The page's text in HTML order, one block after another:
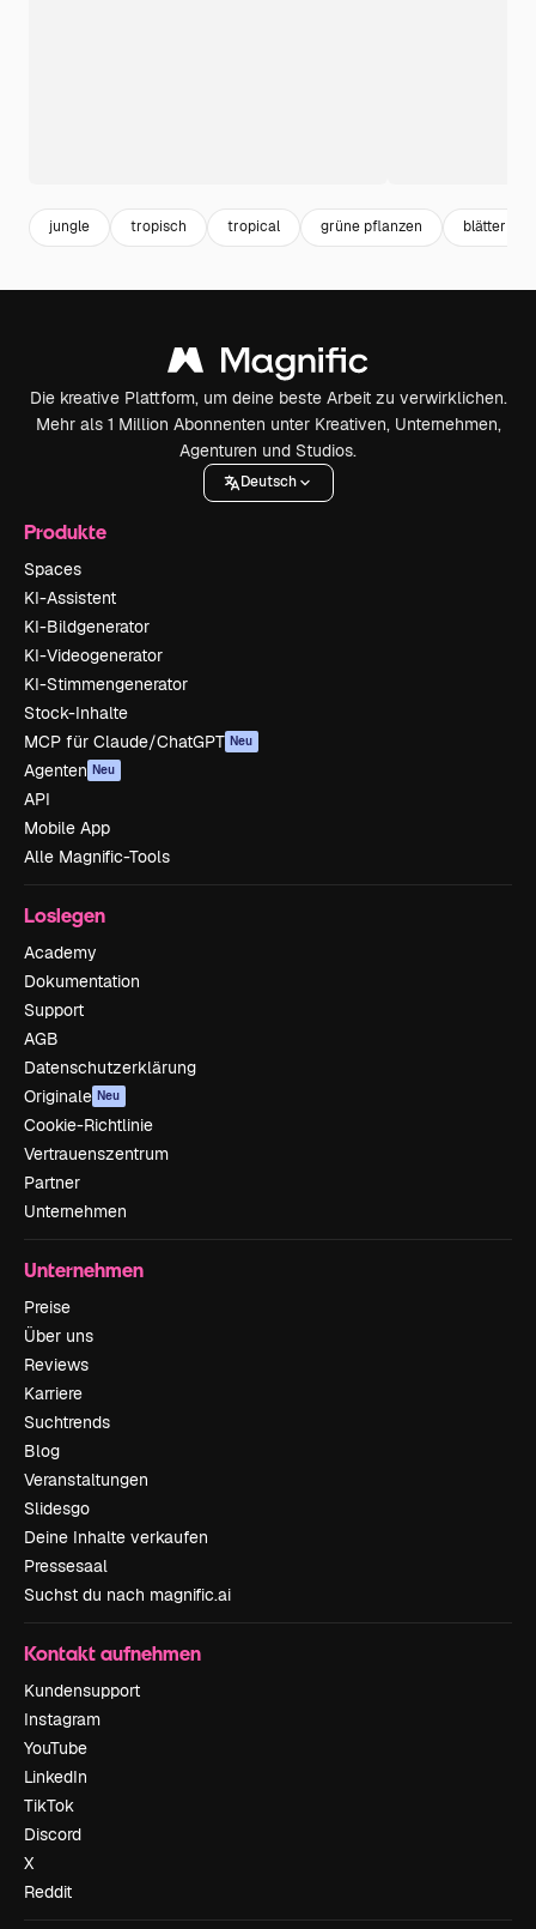
jungle tropisch tropical grüne pflanzen blätter
Die kreative Plattform, um deine beste Arbeit zu verwirklichen.
Mehr als 1 Million Abonnenten unter Kreativen, Unternehmen,
Agenturen und Studios.
Deutsch
Produkte
Spaces
KI-Assistent
KI-Bildgenerator
KI-Videogenerator
KI-Stimmengenerator
Stock-Inhalte
MCP für Claude/ChatGPT Neu
Agenten Neu
API
Mobile App
Alle Magnific-Tools
Loslegen
Academy
Dokumentation
Support
AGB
Datenschutzerklärung
Originale Neu
Cookie-Richtlinie
Vertrauenszentrum
Partner
Unternehmen
Unternehmen
Preise
Über uns
Reviews
Karriere
Suchtrends
Blog
Veranstaltungen
Slidesgo
Deine Inhalte verkaufen
Pressesaal
Suchst du nach magnific.ai
Kontakt aufnehmen
Kundensupport
Instagram
YouTube
LinkedIn
TikTok
Discord
X
Reddit